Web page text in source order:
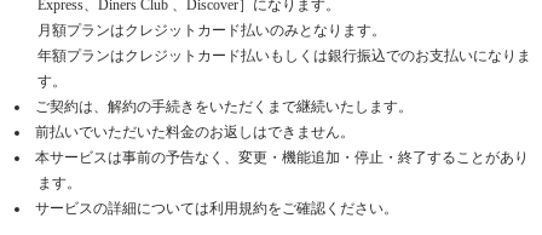
Express、Diners Club 、Discover］になります。
月額プランはクレジットカード払いのみとなります。
年額プランはクレジットカード払いもしくは銀行振込でのお支払いになりま
す。
ご契約は、解約の手続きをいただくまで継続いたします。
前払いでいただいた料金のお返しはできません。
本サービスは事前の予告なく、変更・機能追加・停止・終了することがあり
ます。
サービスの詳細については利用規約をご確認ください。